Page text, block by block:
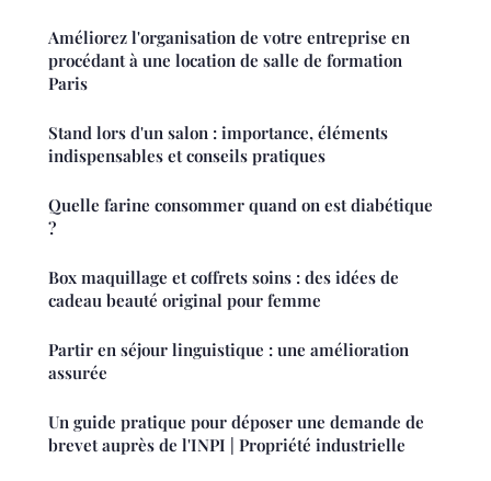
Améliorez l'organisation de votre entreprise en
procédant à une location de salle de formation
Paris
Stand lors d'un salon : importance, éléments
indispensables et conseils pratiques
Quelle farine consommer quand on est diabétique
?
Box maquillage et coffrets soins : des idées de
cadeau beauté original pour femme
Partir en séjour linguistique : une amélioration
assurée
Un guide pratique pour déposer une demande de
brevet auprès de l'INPI | Propriété industrielle